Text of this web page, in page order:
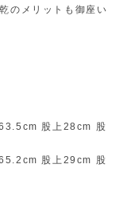
のメリットも御座い
股上28cm 股
股上29cm 股